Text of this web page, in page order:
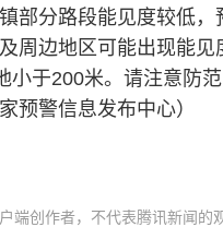
部分路段能见度较低，
周边地区可能出现能见
小于200米。请注意防
预警信息发布中心）
端创作者，不代表腾讯新闻的